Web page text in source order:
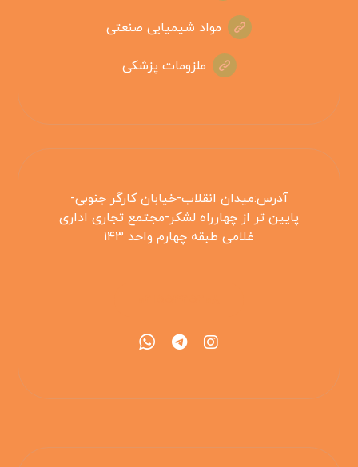
مواد شیمیایی صنعتی
ملزومات پزشکی
آدرس:میدان انقلاب-خیابان کارگر جنوبی-
پایین تر از چهارراه لشکر-مجتمع تجاری اداری
غلامی طبقه چهارم واحد ۱۴۳